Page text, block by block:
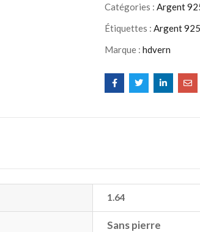
Catégories : Argent
Étiquettes : Argent
Marque : hdvern
1.64
Sans pierre